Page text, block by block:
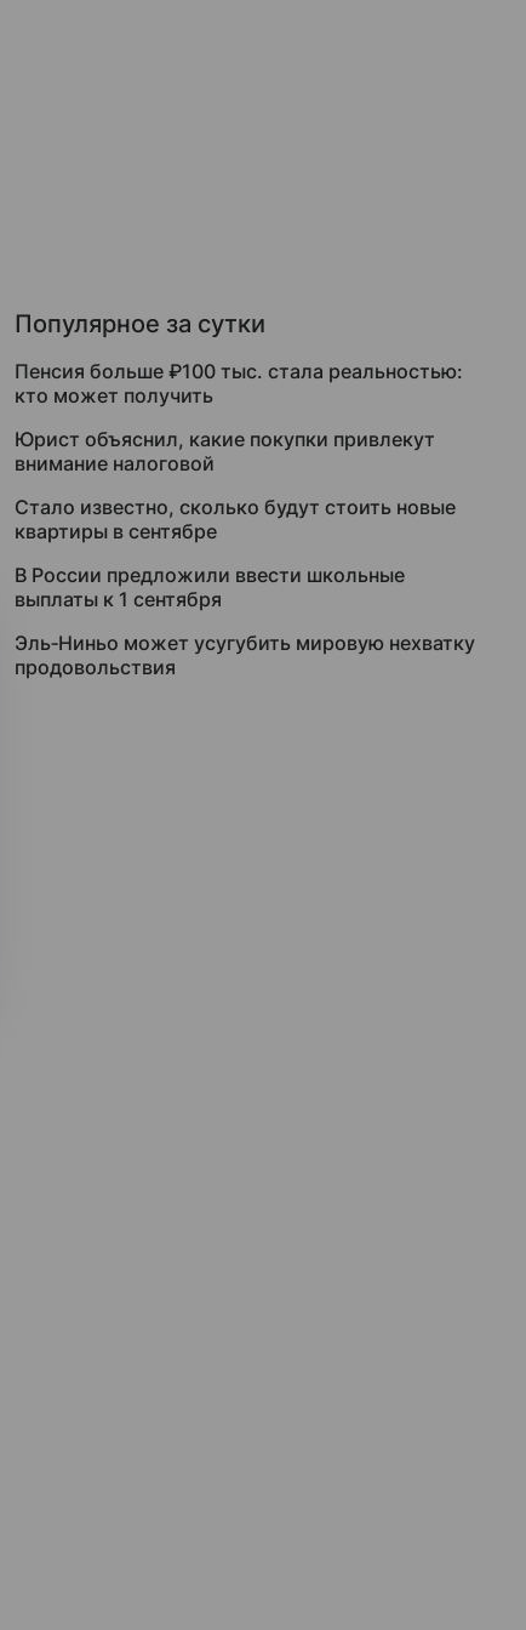
Популярное за сутки
Пенсия больше ₽100 тыс. стала реальностью:
кто может получить
Юрист объяснил, какие покупки привлекут
внимание налоговой
Стало известно, сколько будут стоить новые
квартиры в сентябре
В России предложили ввести школьные
выплаты к 1 сентября
Эль‑Ниньо может усугубить мировую нехватку
продовольствия